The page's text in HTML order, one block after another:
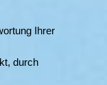
Ihrer
durch